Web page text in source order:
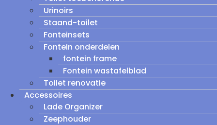
Urinoirs
Staand-toilet
Fonteinsets
Fontein onderdelen
fontein frame
Fontein wastafelblad
Toilet renovatie
Accessoires
Lade Organizer
Zeephouder